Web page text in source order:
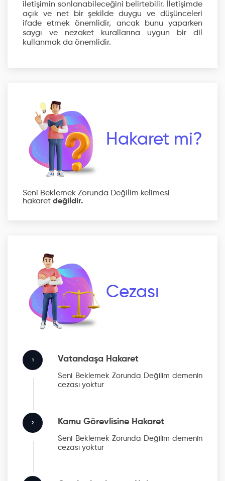
iletişimin sonlanabileceğini belirtebilir. İletişimde
açık ve net bir şekilde duygu ve düşünceleri
ifade etmek önemlidir, ancak bunu yaparken
saygı ve nezaket kurallarına uygun bir dil
kullanmak da önemlidir.
Hakaret mi?
Seni Beklemek Zorunda Değilim kelimesi
hakaret değildir.
Cezası
1 Vatandaşa Hakaret
Seni Beklemek Zorunda Değilim demenin
cezası yoktur
2 Kamu Görevlisine Hakaret
Seni Beklemek Zorunda Değilim demenin
cezası yoktur